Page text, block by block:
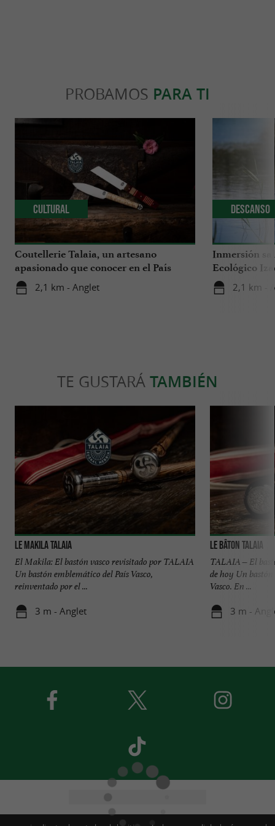
ENCUÉNTRELO EN EL BLOG DE
GUIDE DU PAYS BASQUE...
Coutellerie Talaia, un artesano apasionado que
conocer en el País Vasco
PROBAMOS PARA TI
Coutellerie Talaia, un artesano
apasionado que conocer en el País
Vasco
2,1 km - Anglet
Cultural
Inmersión
Ecológico
2,1 km -
Descanso
TE GUSTARÁ TAMBIÉN
Le Makila Talaia
El Makila: El bastón vasco revisitado por TALAIA
Un bastón emblemático del País Vasco,
reinventado por el ...
3 m - Anglet
Le bâton TALAIA
TALAIA – El
de hoy Un bastón
Vasco. En ...
3 m -